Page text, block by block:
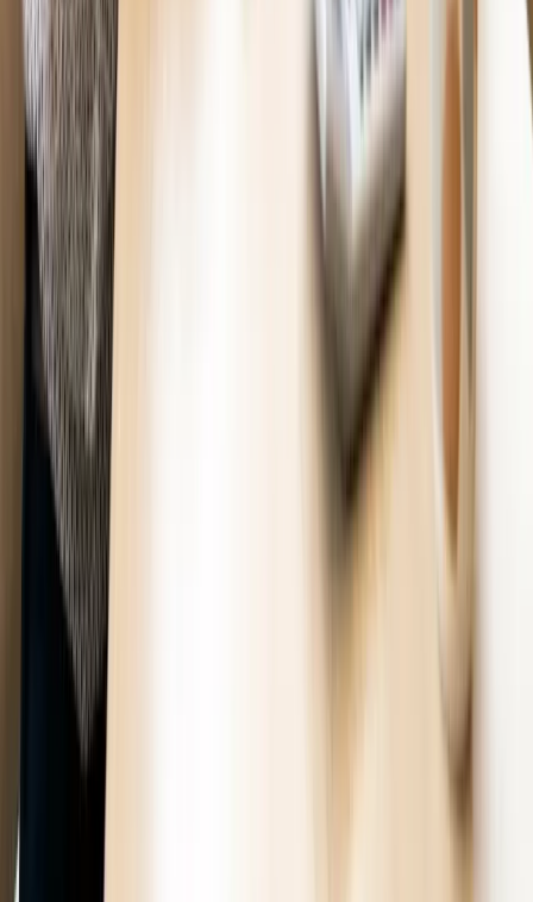
Bản đồ trợ cấp Centrelink cho từng hoàn cảnh: gia đình có con
(FTB), thất nghiệp (JobSeeker), người cao tuổi (Age Pension),
sinh viên (Youth Allowance) — điều kiện cư trú và thời gian chờ
với người mới có PR.